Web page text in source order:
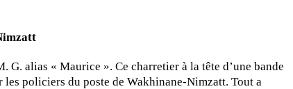
G. alias « Maurice ». Ce charretier à la tête d’une bande
les policiers du poste de Wakhinane-Nimzatt. Tout a